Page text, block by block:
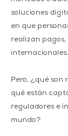
soluciones
en que
realizan
internacionales.
Pero, ¿qué son
qué están
reguladores e
mundo?